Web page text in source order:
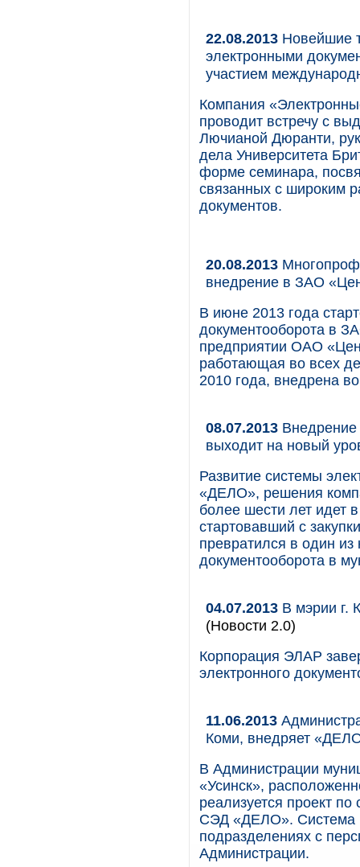
22.08.2013 Новейшие
электронными
участием
Компания
проводит встречу с
Лючианой Дюранти,
дела Университета
форме семинара,
связанных с широким
документов.
20.08.2013
внедрение в ЗАО
В июне 2013 года
документооборота в
предприятии ОАО
работающая во всех
2010 года, внедрена
08.07.2013
выходит на новый
Развитие системы
«ДЕЛО», решения
более шести лет идет
стартовавший с
превратился в один из
документооборота в
04.07.2013 В мэрии г.
(Новости 2.0)
Корпорация ЭЛАР
электронного
11.06.2013
Коми, внедряет
В Администрации
«Усинск»,
реализуется проект
СЭД «ДЕЛО». Система
подразделениях с
Администрации.